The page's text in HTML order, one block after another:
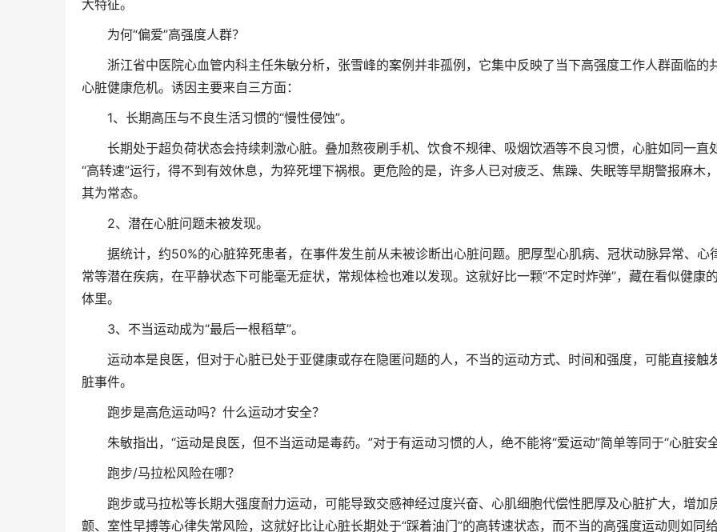
大特征。
为何“偏爱”高强度人群？
浙江省中医院心血管内科主任朱敏分析，张雪峰的案例并非孤例，它集中反映了当下高强度工作人群面临的
心脏健康危机。诱因主要来自三方面：
1、长期高压与不良生活习惯的“慢性侵蚀”。
长期处于超负荷状态会持续刺激心脏。叠加熬夜刷手机、饮食不规律、吸烟饮酒等不良习惯，心脏如同一直
“高转速”运行，得不到有效休息，为猝死埋下祸根。更危险的是，许多人已对疲乏、焦躁、失眠等早期警报麻木
其为常态。
2、潜在心脏问题未被发现。
据统计，约50%的心脏猝死患者，在事件发生前从未被诊断出心脏问题。肥厚型心肌病、冠状动脉异常、心
常等潜在疾病，在平静状态下可能毫无症状，常规体检也难以发现。这就好比一颗“不定时炸弹”，藏在看似健康
体里。
3、不当运动成为“最后一根稻草”。
运动本是良医，但对于心脏已处于亚健康或存在隐匿问题的人，不当的运动方式、时间和强度，可能直接触
脏事件。
跑步是高危运动吗？什么运动才安全？
朱敏指出，“运动是良医，但不当运动是毒药。”对于有运动习惯的人，绝不能将“爱运动”简单等同于“心脏安全
跑步/马拉松风险在哪？
跑步或马拉松等长期大强度耐力运动，可能导致交感神经过度兴奋、心肌细胞代偿性肥厚及心脏扩大，增加
颤、室性早搏等心律失常风险，这就好比让心脏长期处于“踩着油门”的高转速状态，而不当的高强度运动则如同